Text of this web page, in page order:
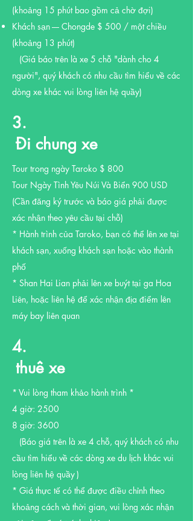
(khoảng 15 phút bao gồm cả chờ đợi)
Khách sạn ---- Chongde $ 500 / một chiều
(khoảng 13 phút)
(Giá báo trên là xe 5 chỗ "dành cho 4
người", quý khách có nhu cầu tìm hiểu về các
dòng xe khác vui lòng liên hệ quầy)
3.
Đi chung xe
Tour trong ngày Taroko $ 800
Tour Ngày Tình Yêu Núi Và Biển 900 USD
(Cần đăng ký trước và báo giá phải được
xác nhận theo yêu cầu tại chỗ)
* Hành trình của Taroko, bạn có thể lên xe tại
khách sạn, xuống khách sạn hoặc vào thành
phố
* Shan Hai Lian phải lên xe buýt tại ga Hoa
Liên, hoặc liên hệ để xác nhận địa điểm lên
máy bay liên quan
4.
thuê xe
* Vui lòng tham khảo hành trình *
4 giờ: 2500
8 giờ: 3600
(Báo giá trên là xe 4 chỗ, quý khách có nhu
cầu tìm hiểu về các dòng xe du lịch khác vui
lòng liên hệ quầy)
* Giá thực tế có thể được điều chỉnh theo
khoảng cách và thời gian, vui lòng xác nhận